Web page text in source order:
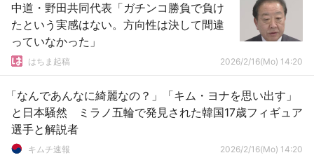
中道・野田共同代表「ガチンコ勝負で負け
たという実感はない。方向性は決して間違
っていなかった」
はちま起稿 2026/2/16(Mo) 14:20
「なんであんなに綺麗なの？」「キム・ヨナを思い出す」
と日本騒然 ミラノ五輪で発見された韓国17歳フィギュア
選手と解説者
キムチ速報 2026/2/16(Mo) 14:20